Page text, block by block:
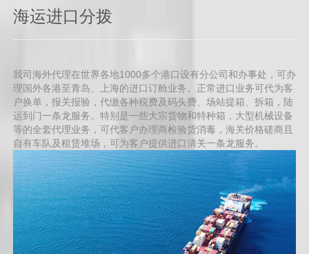
海运进口分拨
我司海外代理在世界各地1000多个港口设有分公司和办事处，可办
理国外各港至青岛、上海的进口订舱业务。正常进口业务可代为客
户换单，报关报验，代缴各种税费及码头费、场站提箱、拆箱，陆
运到门一条龙服务。特别是一些大宗货物和特种箱，大型机械设备
等的全套代理业务，可代客户办理商检验货消毒，海关价格磋商且
自有车队及租赁堆场，可为客户提供进口清关一条龙服务。